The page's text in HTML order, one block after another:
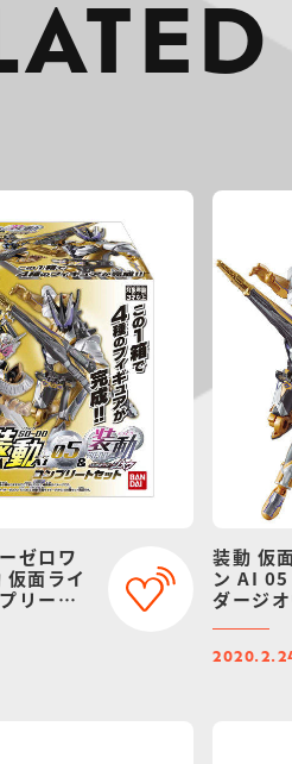
ゼロワ
面ライ
リート
装動 仮
ン AI 05
ダージ